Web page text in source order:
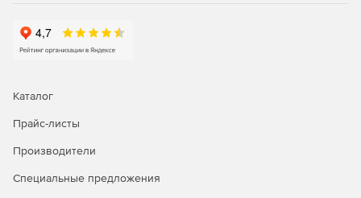
Автоматическое формирование сечений кабельных
Автоматическое построение однолинейных схем.
(кабельные журналы, спецификации, отчеты по
Каталог
Прайс-листы
Производители
Специальные предложения